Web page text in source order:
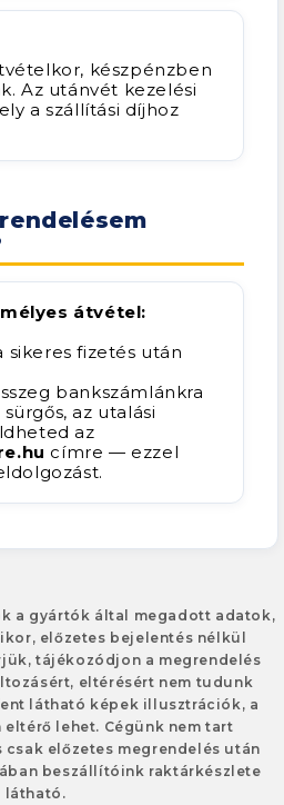
készpénzben
Az utánvét kezelési
a szállítási díjhoz
átvétel:
sikeres fizetés után
bankszámlánkra
az utalási
az
címre — ezzel
a gyártók által megadott adatok,
előzetes bejelentés nélkül
tájékozódjon a megrendelés
eltérésért nem tudunk
látható képek illusztrációk, a
lehet. Cégünk nem tart
előzetes megrendelés után
beszállítóink raktárkészlete
látható.